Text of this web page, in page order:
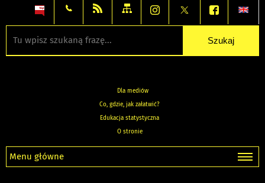
Dla mediów
Co, gdzie, jak załatwić?
Edukacja statystyczna
O stronie
Menu główne